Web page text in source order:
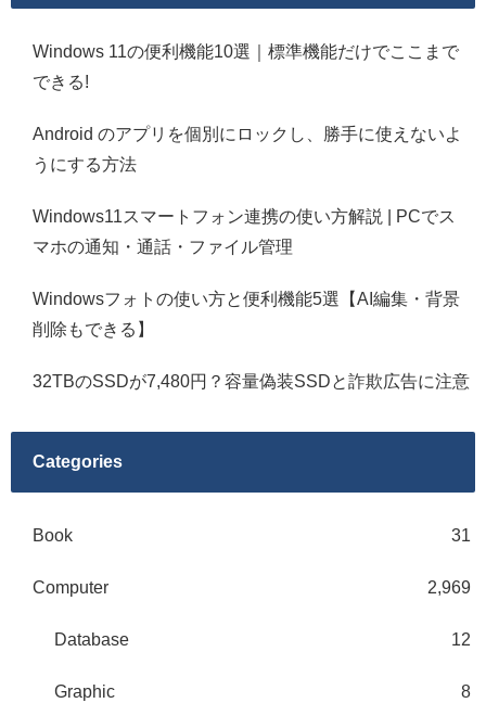
Windows 11の便利機能10選｜標準機能だけでここまで
できる!
Android のアプリを個別にロックし、勝手に使えないよ
うにする方法
Windows11スマートフォン連携の使い方解説 | PCでス
マホの通知・通話・ファイル管理
Windowsフォトの使い方と便利機能5選【AI編集・背景
削除もできる】
32TBのSSDが7,480円？容量偽装SSDと詐欺広告に注意
Categories
Book 31
Computer 2,969
Database 12
Graphic 8